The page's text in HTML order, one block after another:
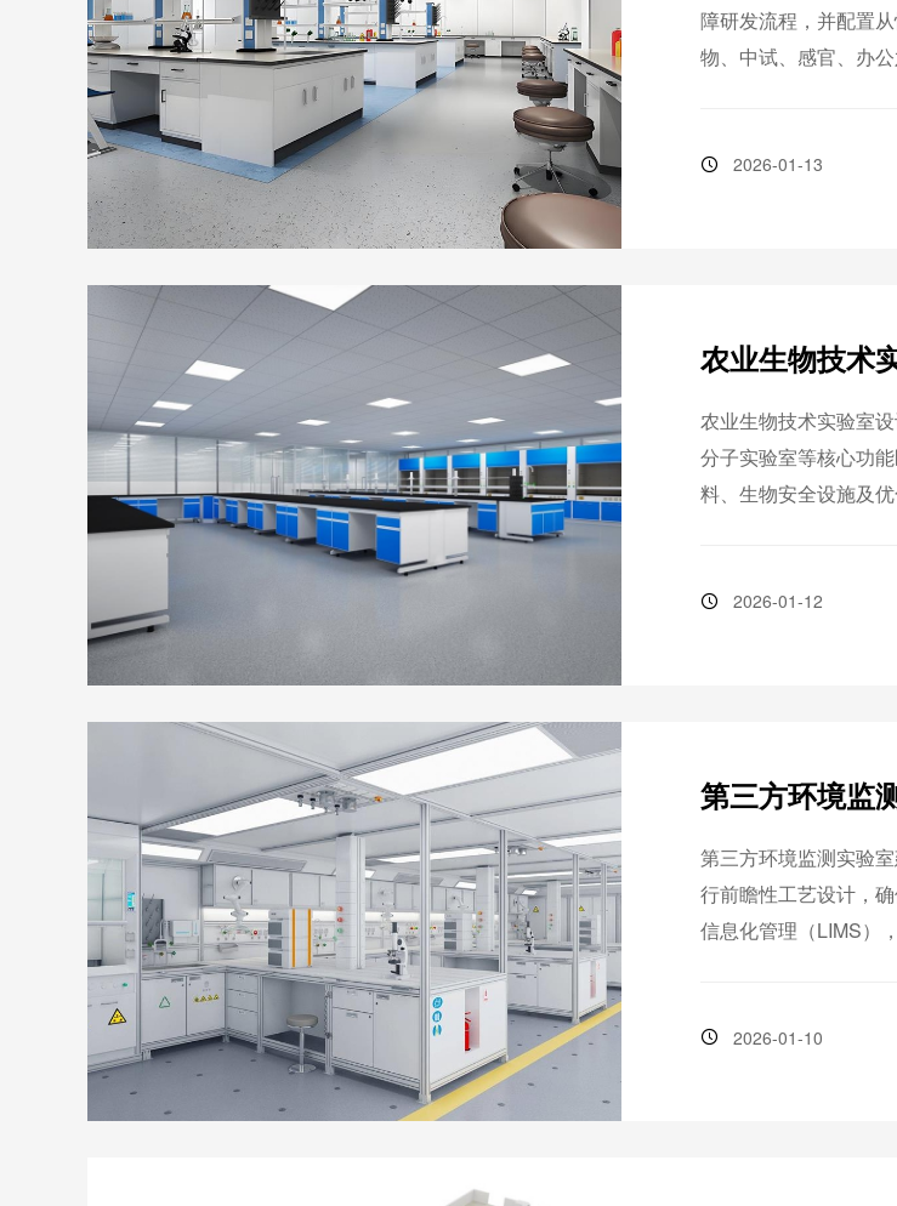
障研发流程，并配置
物、中试、感官、办
2026-01-13
农业生物技术
农业生物技术实验室
分子实验室等核心功
料、生物安全设施及
2026-01-12
第三方环境监
第三方环境监测实验
行前瞻性工艺设计，
信息化管理（LIMS）
2026-01-10